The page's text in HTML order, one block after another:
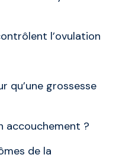
l’ovulation
grossesse
?
de la